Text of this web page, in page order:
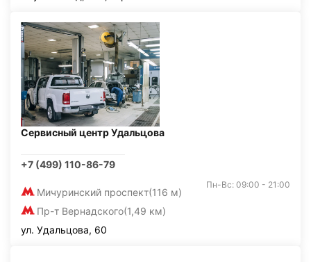
Сервисный центр Удальцова
+7 (499) 110-86-79
Мичуринский проспект(116 м)
Пр-т Вернадского(1,49 км)
Пн-Вс: 09:00 - 21:00
ул. Удальцова, 60